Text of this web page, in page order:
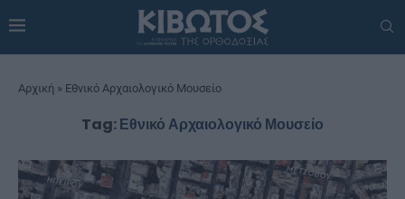
Αρχική » Εθνικό Αρχαιολογικό Μουσείο
Tag:Εθνικό Αρχαιολογικό Μουσείο